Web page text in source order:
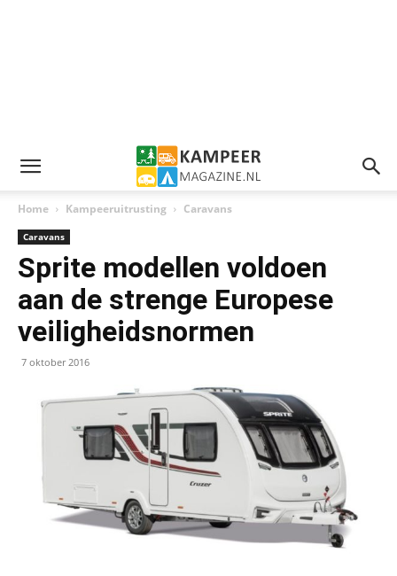
Home Kampeeruitrusting Caravans
Caravans
Sprite modellen voldoen
aan de strenge Europese
veiligheidsnormen
7 oktober 2016